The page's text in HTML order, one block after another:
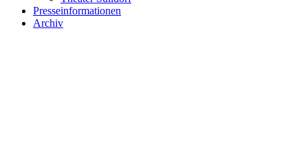
Presseinformationen
Archiv